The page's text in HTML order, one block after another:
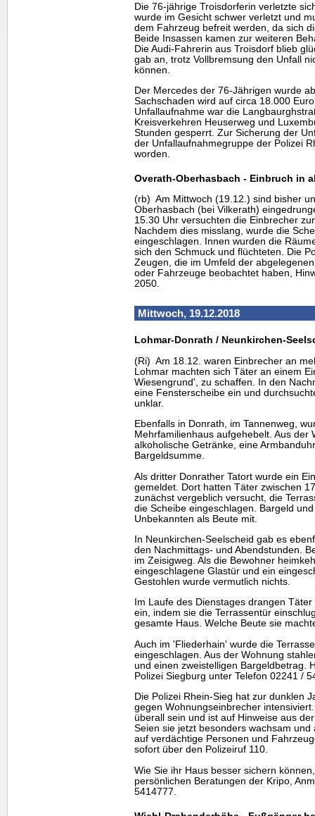
Die 76-jährige Troisdorferin verletzte
wurde im Gesicht schwer verletzt und
dem Fahrzeug befreit werden, da sich
Beide Insassen kamen zur weiteren
Die Audi-Fahrerin aus Troisdorf blieb
gab an, trotz Vollbremsung den Unfall
können.
Der Mercedes der 76-Jährigen wurde
Sachschaden wird auf circa 18.000
Unfallaufnahme war die
Kreisverkehren Heuserweg und
Stunden gesperrt. Zur Sicherung der
der Unfallaufnahmegruppe der Polizei
worden.
Overath-Oberhasbach - Einbruch in
(rb) Am Mittwoch (19.12.) sind bisher
Oberhasbach (bei Vilkerath)
15.30 Uhr versuchten die Einbrecher
Nachdem dies misslang, wurde die
eingeschlagen. Innen wurden die
sich den Schmuck und flüchteten. Die
Zeugen, die im Umfeld der
oder Fahrzeuge beobachtet haben,
2050.
Mittwoch, 19.12.2018
Lohmar-Donrath / Neunkirchen-
(Ri) Am 18.12. waren Einbrecher an
Lohmar machten sich Täter an einem
Wiesengrund', zu schaffen. In den
eine Fensterscheibe ein und
unklar.
Ebenfalls in Donrath, im Tannenweg,
Mehrfamilienhaus aufgehebelt. Aus der
alkoholische Getränke, eine
Bargeldsumme.
Als dritter Donrather Tatort wurde ein
gemeldet. Dort hatten Täter zwischen
zunächst vergeblich versucht, die
die Scheibe eingeschlagen. Bargeld
Unbekannten als Beute mit.
In Neunkirchen-Seelscheid gab es
den Nachmittags- und Abendstunden.
im Zeisigweg. Als die Bewohner
eingeschlagene Glastür und ein
Gestohlen wurde vermutlich nichts.
Im Laufe des Dienstages drangen
ein, indem sie die Terrassentür
gesamte Haus. Welche Beute sie
Auch im 'Fliederhain' wurde die
eingeschlagen. Aus der Wohnung
und einen zweistelligen Bargeldbetrag.
Polizei Siegburg unter Telefon 02241 /
Die Polizei Rhein-Sieg hat zur dunklen
gegen Wohnungseinbrecher
überall sein und ist auf Hinweise aus
Seien sie jetzt besonders wachsam
auf verdächtige Personen und
sofort über den Polizeiruf 110.
Wie Sie ihr Haus besser sichern
persönlichen Beratungen der Kripo,
5414777.